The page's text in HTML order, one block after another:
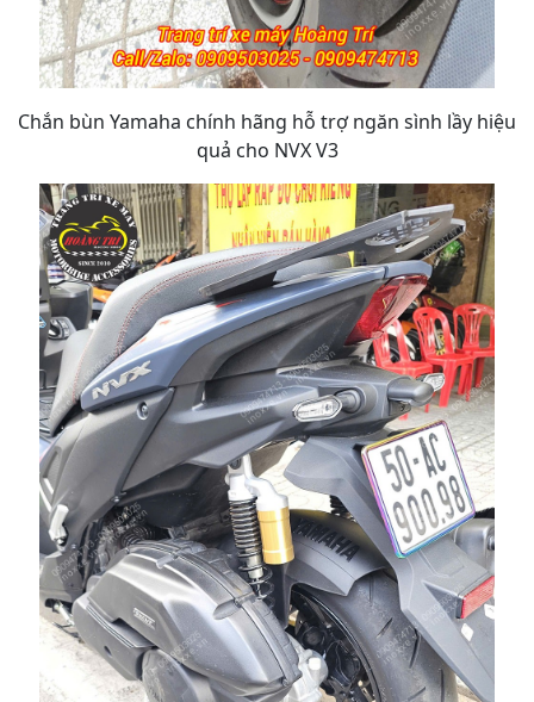
Chắn bùn Yamaha chính hãng hỗ trợ ngăn sình lầy hiệu
quả cho NVX V3